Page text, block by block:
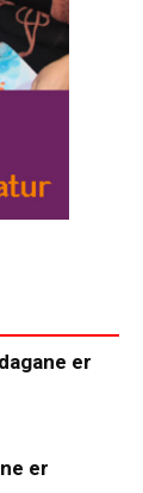
er
er